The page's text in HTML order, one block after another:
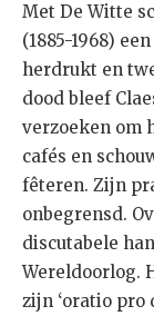
Met De Witte
(1885-1968)
herdrukt en
dood bleef
verzoeken om
cafés en
fêteren. Zijn
onbegrensd.
discutabele
Wereldoorlog.
zijn ‘oratio pro